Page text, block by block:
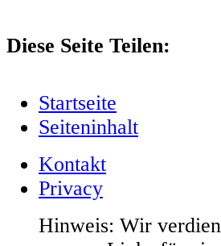
Diese Seite Teilen:
Startseite
Seiteninhalt
Kontakt
Privacy
Hinweis: Wir